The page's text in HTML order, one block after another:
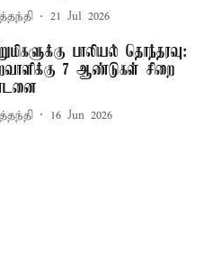
21 Jul 2026
பாலியல் தொந்தரவு:
7 ஆண்டுகள் சிறை
16 Jun 2026